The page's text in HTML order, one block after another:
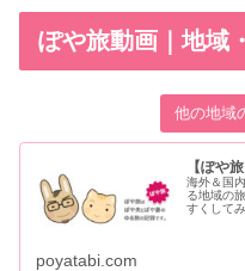
ぽや旅動画｜地域
他の地域
【ぽや
海外＆国
る地域の
すくして
poyatabi.com